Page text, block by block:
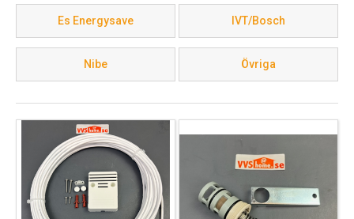
värmepump-reservdelar hos oss!
Es Energysave IVT/Bosch
Nibe Övriga